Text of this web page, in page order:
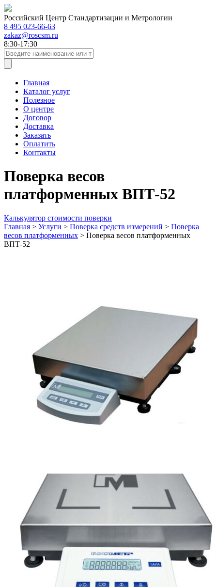
Российский Центр Стандартизации и Метрологии
8 495 023-66-63
zakaz@roscsm.ru
8:30-17:30
Главная
Каталог услуг
Полезное
О центре
Договор
Доставка
Заказать
Оплатить
Контакты
Поверка весов
платформенных ВПТ-52
Калькулятор стоимости поверки
Главная > Услуги > Поверка средств измерений > Поверка
весов платформенных > Поверка весов платформенных
ВПТ-52